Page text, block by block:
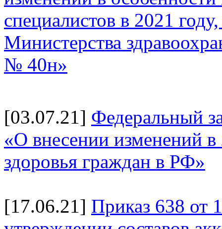
специалистов в 2021
Министерства
№ 40н»
[03.07.21] Федеральный
«О внесении изменений
здоровья граждан в РФ»
[17.06.21] Приказ 638 от